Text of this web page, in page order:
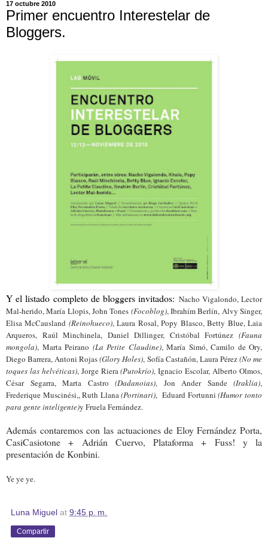
17 octubre 2010
Primer encuentro Interestelar de
Bloggers.
Y el listado completo de bloggers invitados: Nacho Vigalondo,Lector
Mal-herido, María Llopis, John Tones (Focoblog),Ibrahím Berlín, Alvy Singer,
Elisa McCausland (Reinohueco), Laura Rosal, Popy Blasco,Betty Blue,Laia
Arqueros, Raúl Minchinela, Daniel Dillinger, Cristóbal Fortúnez(Fauna
mongola), Marta Peirano (La Petite Claudine), María Simó, Camilo de Ory,
Diego Barrera, Antoni Rojas(Glory Holes), Sofía Castañón,Laura Pérez(No me
toques las helvéticas), Jorge Riera(Putokrío),Ignacio Escolar, Alberto Olmos,
César Segarra, Marta Castro (Dadanoias), Jon Ander Sande (Iraklia),
Frederique Muscinési,,Ruth Llana(Portinari), Eduard Fortunni(Humor tonto
para gente inteligente)y Fruela Fernández.
Además contaremos con las actuaciones de Eloy Fernández Porta,
CasiCasiotone + Adrián Cuervo, Plataforma + Fuss! y la
presentación de Konbini.
Ye ye ye.
Luna Miguel at 9:45 p. m.
Compartir